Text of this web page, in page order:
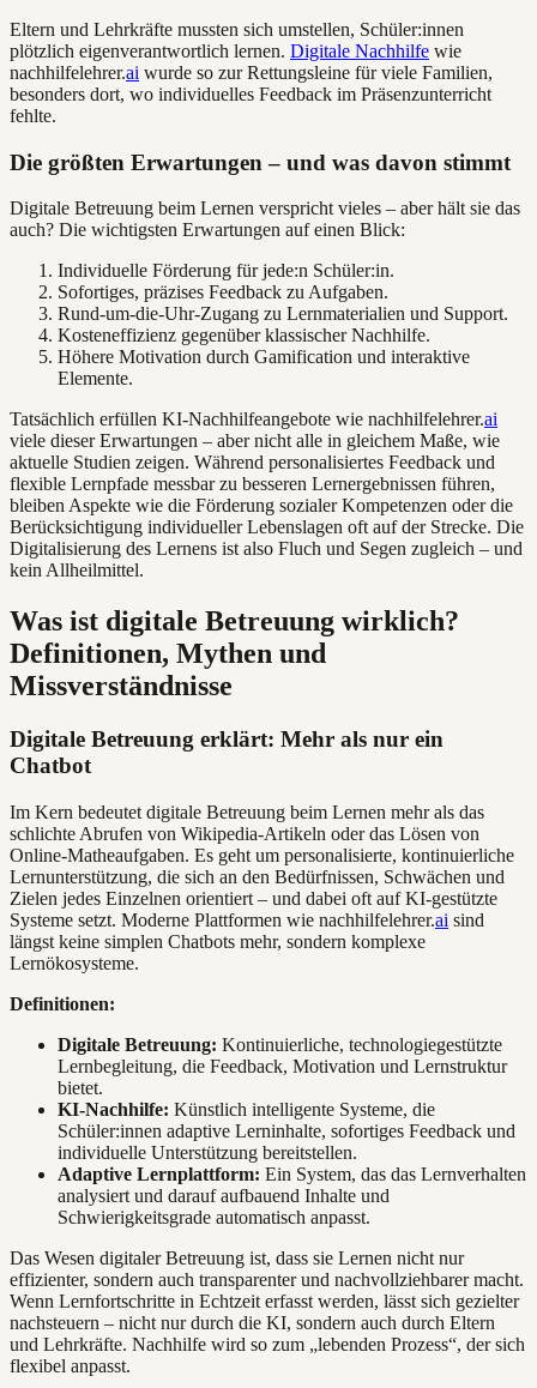
Eltern und Lehrkräfte mussten sich umstellen, Schüler:innen
plötzlich eigenverantwortlich lernen. Digitale Nachhilfe wie
nachhilfelehrer.ai wurde so zur Rettungsleine für viele Familien,
besonders dort, wo individuelles Feedback im Präsenzunterricht
fehlte.
Die größten Erwartungen – und was davon stimmt
Digitale Betreuung beim Lernen verspricht vieles – aber hält sie das
auch? Die wichtigsten Erwartungen auf einen Blick:
Individuelle Förderung für jede:n Schüler:in.
Sofortiges, präzises Feedback zu Aufgaben.
Rund-um-die-Uhr-Zugang zu Lernmaterialien und Support.
Kosteneffizienz gegenüber klassischer Nachhilfe.
Höhere Motivation durch Gamification und interaktive
Elemente.
Tatsächlich erfüllen KI-Nachhilfeangebote wie nachhilfelehrer.ai
viele dieser Erwartungen – aber nicht alle in gleichem Maße, wie
aktuelle Studien zeigen. Während personalisiertes Feedback und
flexible Lernpfade messbar zu besseren Lernergebnissen führen,
bleiben Aspekte wie die Förderung sozialer Kompetenzen oder die
Berücksichtigung individueller Lebenslagen oft auf der Strecke. Die
Digitalisierung des Lernens ist also Fluch und Segen zugleich – und
kein Allheilmittel.
Was ist digitale Betreuung wirklich?
Definitionen, Mythen und
Missverständnisse
Digitale Betreuung erklärt: Mehr als nur ein
Chatbot
Im Kern bedeutet digitale Betreuung beim Lernen mehr als das
schlichte Abrufen von Wikipedia-Artikeln oder das Lösen von
Online-Matheaufgaben. Es geht um personalisierte, kontinuierliche
Lernunterstützung, die sich an den Bedürfnissen, Schwächen und
Zielen jedes Einzelnen orientiert – und dabei oft auf KI-gestützte
Systeme setzt. Moderne Plattformen wie nachhilfelehrer.ai sind
längst keine simplen Chatbots mehr, sondern komplexe
Lernökosysteme.
Definitionen:
Digitale Betreuung: Kontinuierliche, technologiegestützte
Lernbegleitung, die Feedback, Motivation und Lernstruktur
bietet.
KI-Nachhilfe: Künstlich intelligente Systeme, die
Schüler:innen adaptive Lerninhalte, sofortiges Feedback und
individuelle Unterstützung bereitstellen.
Adaptive Lernplattform: Ein System, das das Lernverhalten
analysiert und darauf aufbauend Inhalte und
Schwierigkeitsgrade automatisch anpasst.
Das Wesen digitaler Betreuung ist, dass sie Lernen nicht nur
effizienter, sondern auch transparenter und nachvollziehbarer macht.
Wenn Lernfortschritte in Echtzeit erfasst werden, lässt sich gezielter
nachsteuern – nicht nur durch die KI, sondern auch durch Eltern
und Lehrkräfte. Nachhilfe wird so zum „lebenden Prozess“, der sich
flexibel anpasst.